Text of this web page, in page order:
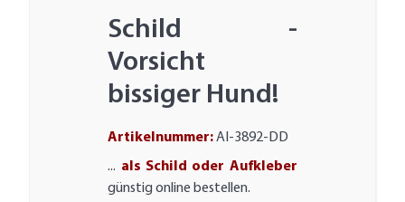
Schild -
Vorsicht
bissiger Hund!
Artikelnummer:AI-3892-DD
... als Schild oder Aufkleber
günstig online bestellen.